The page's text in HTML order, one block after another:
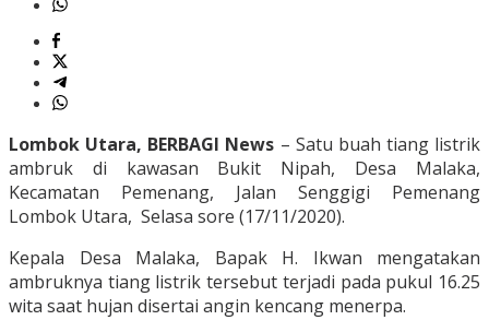
Lombok Utara, BERBAGI News – Satu buah tiang listrik
ambruk di kawasan Bukit Nipah, Desa Malaka,
Kecamatan Pemenang, Jalan Senggigi Pemenang
Lombok Utara, Selasa sore (17/11/2020).
Kepala Desa Malaka, Bapak H. Ikwan mengatakan
ambruknya tiang listrik tersebut terjadi pada pukul 16.25
wita saat hujan disertai angin kencang menerpa.